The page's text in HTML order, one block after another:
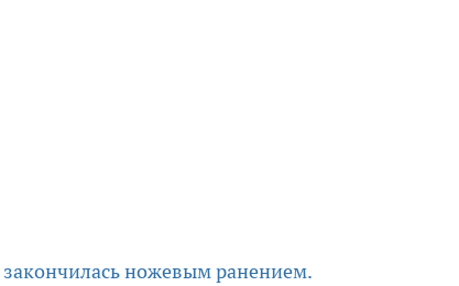
закончилась ножевым ранением.